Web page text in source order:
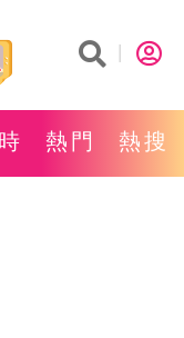
熱門 熱搜